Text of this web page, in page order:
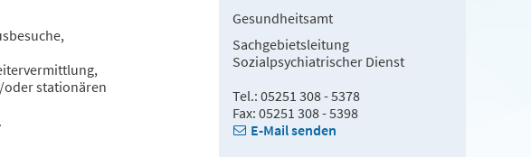
oder stationären
Gesundheitsamt
Sachgebietsleitung
Sozialpsychiatrischer Dienst
Tel.: 05251 308 - 5378
Fax: 05251 308 - 5398
E-Mail senden